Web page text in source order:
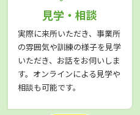
見学・相談
実際に来所いただき、事業所
の雰囲気や訓練の様子を見学
いただき、お話をお伺いしま
す。オンラインによる見学や
相談も可能です。